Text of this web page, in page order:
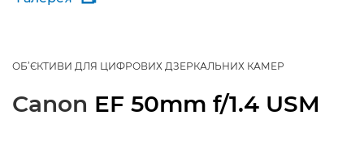
ОБ’ЄКТИВИ ДЛЯ ЦИФРОВИХ ДЗЕРКАЛЬНИХ КАМЕР
Canon EF 50mm f/1.4 USM